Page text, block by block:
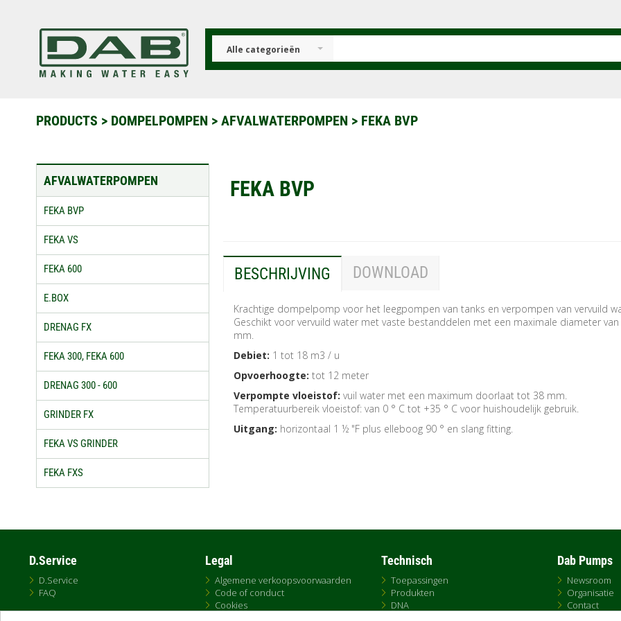
Alle categorieën
PRODUCTS > DOMPELPOMPEN > AFVALWATERPOMPEN > FEKA BVP
AFVALWATERPOMPEN
FEKA BVP
FEKA VS
FEKA 600
E.BOX
DRENAG FX
FEKA 300, FEKA 600
DRENAG 300 - 600
GRINDER FX
FEKA VS GRINDER
FEKA FXS
FEKA BVP
BESCHRIJVING DOWNLOAD
Krachtige dompelpomp voor het leegpompen van tanks en verpompen van vervuild
Geschikt voor vervuild water met vaste bestanddelen met een maximale diameter van
mm.
Debiet: 1 tot 18 m3 / u
Opvoerhoogte: tot 12 meter
Verpompte vloeistof: vuil water met een maximum doorlaat tot 38 mm.
Temperatuurbereik vloeistof: van 0 ° C tot +35 ° C voor huishoudelijk gebruik.
Uitgang: horizontaal 1 ½ "F plus elleboog 90 ° en slang fitting.
D.Service
D.Service
FAQ
Legal
Algemene verkoopsvoorwaarden
Code of conduct
Cookies
Technisch
Toepassingen
Produkten
DNA
Dab Pumps
Newsroom
Organisatie
Contact